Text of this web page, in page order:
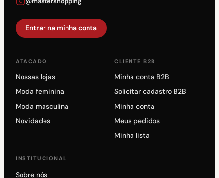
Entrar na minha conta
ATACADO
Nossas lojas
Moda feminina
Moda masculina
Novidades
CLIENTE B2B
Minha conta B2B
Solicitar cadastro B2B
Minha conta
Meus pedidos
Minha lista
INSTITUCIONAL
Sobre nós